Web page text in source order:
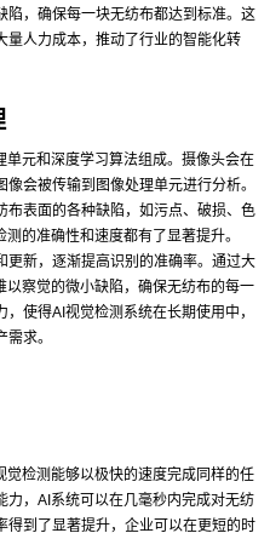
陷，确保每一块无纺布都达到标准。这
量人力成本，推动了行业的智能化转
元和深度学习算法组成。摄像头会在
会被传输到图像处理单元进行分析。
布表面的各种缺陷，如污点、破损、色
的准确性和速度都有了显著提升。
更新，逐渐提高识别的准确率。通过大
察觉的微小缺陷，确保无纺布的每一
使得AI视觉检测系统在长期使用中，
求。
检测能够以极快的速度完成同样的任
，AI系统可以在几毫秒内完成对无纺
得到了显著提升，企业可以在更短的时